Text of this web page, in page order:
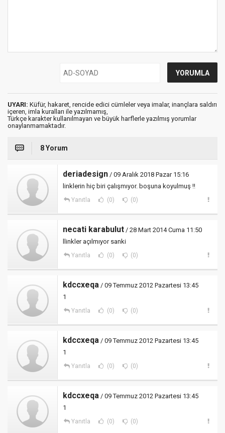
UYARI: Küfür, hakaret, rencide edici cümleler veya imalar, inançlara saldırı
içeren, imla kuralları ile yazılmamış,
Türkçe karakter kullanılmayan ve büyük harflerle yazılmış yorumlar
onaylanmamaktadır.
8 Yorum
deriadesign / 09 Aralık 2018 Pazar 15:16
linklerin hiç biri çalışmıyor. boşuna koyulmuş !!
Yanıtla (0) (0)
necati karabulut / 28 Mart 2014 Cuma 11:50
llinkler açılmıyor sanki
Yanıtla (0) (0)
kdccxeqa / 09 Temmuz 2012 Pazartesi 13:45
1
Yanıtla (0) (0)
kdccxeqa / 09 Temmuz 2012 Pazartesi 13:45
1
Yanıtla (0) (0)
kdccxeqa / 09 Temmuz 2012 Pazartesi 13:45
1
Yanıtla (0) (0)